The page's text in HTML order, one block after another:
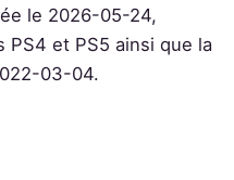
le 2026-05-24,
et PS5 ainsi que la
03-04.